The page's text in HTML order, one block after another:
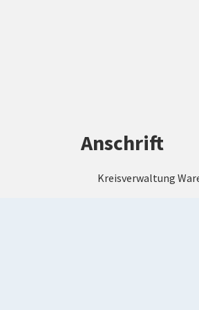
Anschrift
Kreisverwaltung